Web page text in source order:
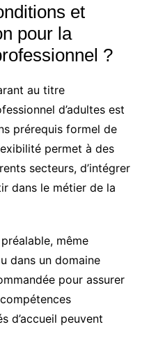
et
pour la
?
au titre
d’adultes est
prérequis formel de
permet à des
secteurs, d’intégrer
dans le métier de la
même
dans un domaine
pour assurer
d’accueil peuvent